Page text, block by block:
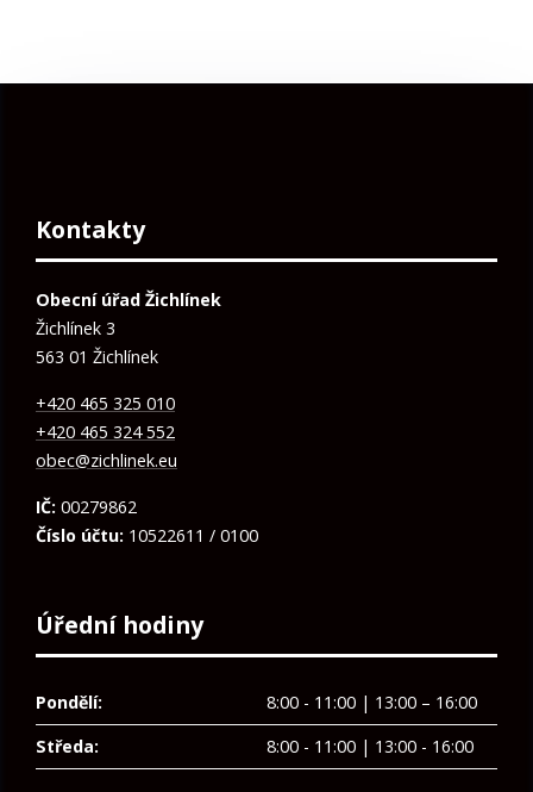
Kontakty
Obecní úřad Žichlínek
Žichlínek 3
563 01 Žichlínek
+420 465 325 010
+420 465 324 552
obec@zichlinek.eu
IČ: 00279862
Číslo účtu: 10522611 / 0100
Úřední hodiny
Pondělí:
8:00 - 11:00 | 13:00 – 16:00
Středa:
8:00 - 11:00 | 13:00 - 16:00